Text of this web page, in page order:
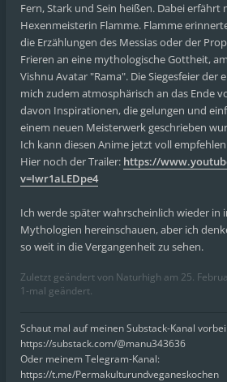
Fern, Stark und Sein heißen. Dabei erfährt
Hexenmeisterin Flamme. Flamme
die Erzählungen des Messias oder der
Frieren an eine mythologische Gottheit,
Vishnu Avatar "Rama". Die Siegesfeier der
mich zudem atmosphärisch an das Ende
davon Inspirationen, die gelungen und
einem neuen Meisterwerk geschrieben
Ich kann diesen Anime jetzt voll
Hier noch der Trailer: https://
v=Iwr1aLEDpe4
Ich werde später wahrscheinlich wieder in
Mythologien hereinschauen, aber ich
so weit in die Vergangenheit zu sehen.
Zuletzt geändert von Naturhigh am 25.
1-mal geändert.
Schaut mal auf meinen Substack-Kanal
https://substack.com/@manu343636
Oder meinem Telegram-Kanal:
https://t.me/Permakulturundveganeskochen